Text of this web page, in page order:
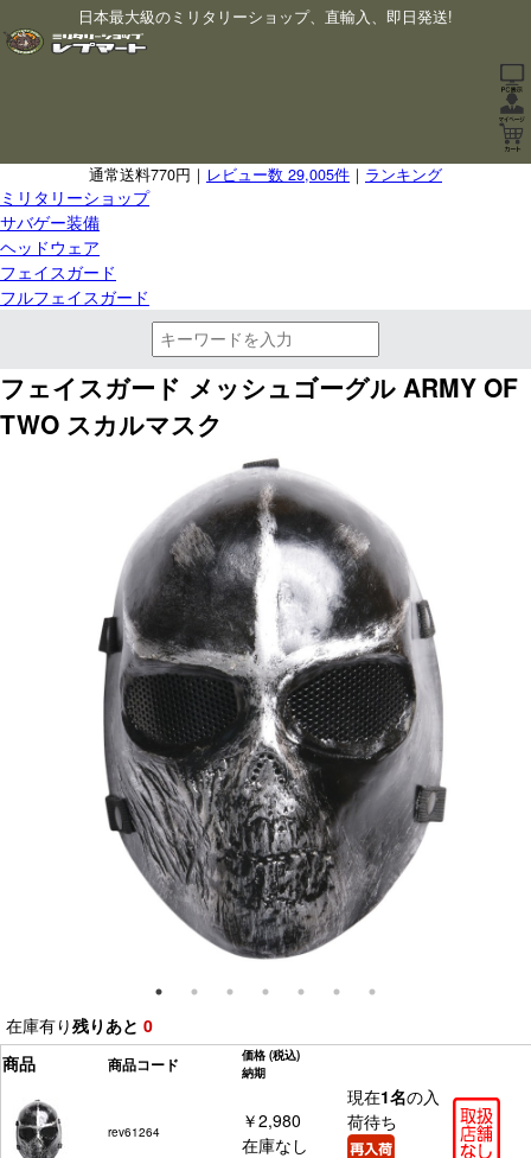
日本最大級のミリタリーショップ、直輸入、即日発送!
通常送料770円｜ レビュー数 29,005件 ｜ ランキング
ミリタリーショップ
サバゲー装備
ヘッドウェア
フェイスガード
フルフェイスガード
フェイスガード メッシュゴーグル ARMY OF
TWO スカルマスク
在庫有り残りあと 0
商品
商品コード 価格 (税込)
納期
rev61264
￥2,980
在庫なし
現在1名の入
荷待ち